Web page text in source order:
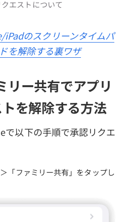
エストについて
iPadのスクリーンタイムパ
を解除する裏ワザ
ー共有でアプリ
を解除する方法
で以下の手順で承認リクエ
「ファミリー共有」をタップし